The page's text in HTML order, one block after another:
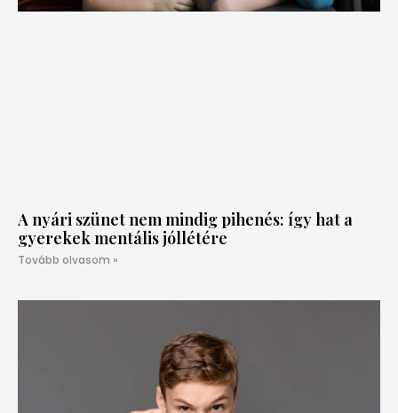
A nyári szünet nem mindig pihenés: így hat a
gyerekek mentális jóllétére
Tovább olvasom »